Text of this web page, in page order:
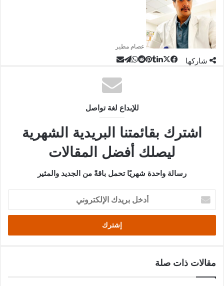
عصام مطير
شاركها فيسبوك‫Xلينكدإن
بينتيريست
واتساب
تيلقرام
مشاركة
البريد
للإبداع لغة تواصل
اشترك بقائمتنا البريدية الشهرية
ليصلك أفضل المقالات
رسالة واحدة شهريًا تحمل باقةً من الجديد والمثير
أدخل
بريدك
الإلكتروني
مقالات ذات صلة